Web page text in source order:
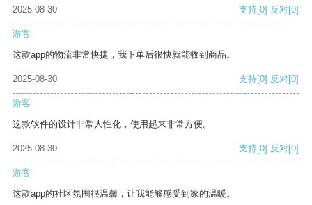
2025-08-30
支持[0] 反对[0]
游客
这款app的物流非常快捷，我下单后很快就能收到商品。
2025-08-30 支持[0] 反对[0]
游客
这款软件的设计非常人性化，使用起来非常方便。
2025-08-30 支持[0] 反对[0]
游客
这款app的社区氛围很温馨，让我能够感受到家的温暖。